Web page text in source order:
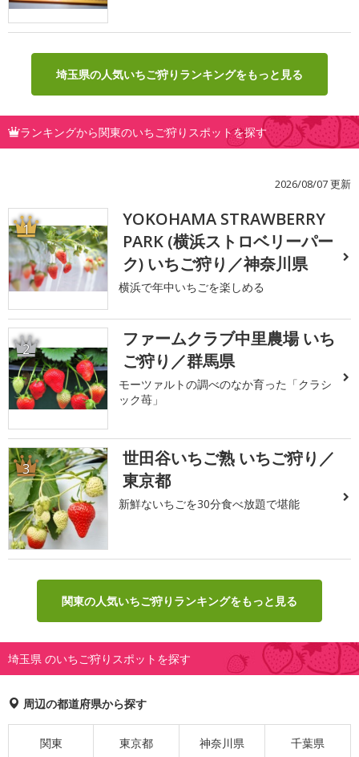
埼玉県の人気いちご狩りランキングをもっと見る
ランキングから関東のいちご狩りスポットを探す
2026/08/07 更新
1
YOKOHAMA STRAWBERRY
PARK (横浜ストロベリーパー
ク) いちご狩り／神奈川県
横浜で年中いちごを楽しめる
2
ファームクラブ中里農場 いち
ご狩り／群馬県
モーツァルトの調べのなか育った「クラシ
ック苺」
3
世田谷いちご熟 いちご狩り／
東京都
新鮮ないちごを30分食べ放題で堪能
関東の人気いちご狩りランキングをもっと見る
埼玉県 のいちご狩りスポットを探す
周辺の都道府県から探す
関東 東京都 神奈川県 千葉県